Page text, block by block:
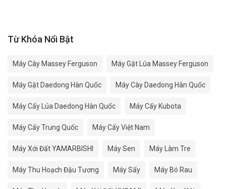
Từ Khóa Nổi Bật
Máy Cày Massey Ferguson Máy Gặt Lúa Massey Ferguson
Máy Gặt Daedong Hàn Quốc Máy Cày Daedong Hàn Quốc
Máy Cấy Lúa Daedong Hàn Quốc Máy Cấy Kubota
Máy Cấy Trung Quốc Máy Cấy Việt Nam
Máy Xới Đất YAMARBISHI Máy Sen Máy Làm Tre
Máy Thu Hoạch Đậu Tương Máy Sấy Máy Bó Rau